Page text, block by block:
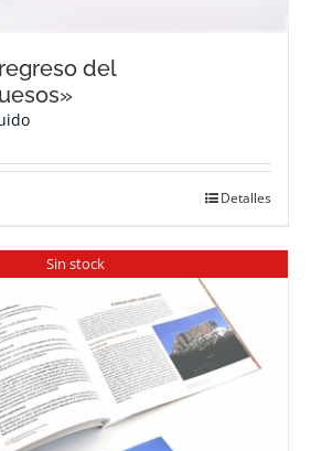
del
Detalles
Sin stock